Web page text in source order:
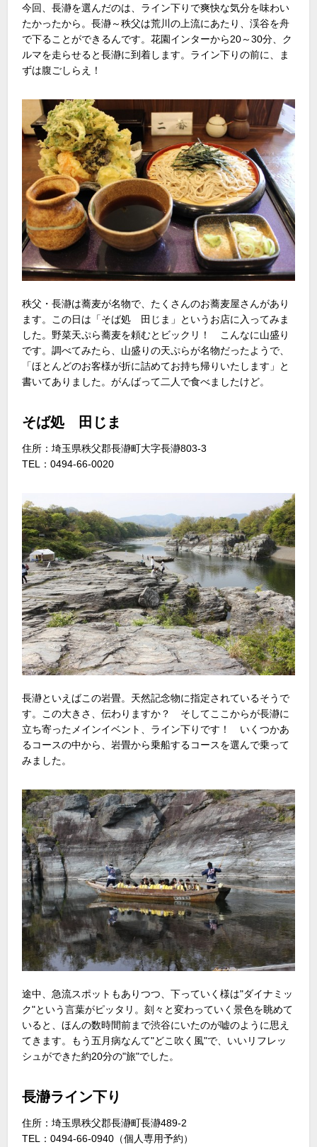
今回、長瀞を選んだのは、ライン下りで爽快な気分を味わい
たかったから。長瀞～秩父は荒川の上流にあたり、渓谷を舟
で下ることができるんです。花園インターから20～30分、ク
ルマを走らせると長瀞に到着します。ライン下りの前に、ま
ずは腹ごしらえ！
秩父・長瀞は蕎麦が名物で、たくさんのお蕎麦屋さんがあり
ます。この日は「そば処 田じま」というお店に入ってみま
した。野菜天ぷら蕎麦を頼むとビックリ！ こんなに山盛り
です。調べてみたら、山盛りの天ぷらが名物だったようで、
「ほとんどのお客様が折に詰めてお持ち帰りいたします」と
書いてありました。がんばって二人で食べましたけど。
そば処 田じま
住所：埼玉県秩父郡長瀞町大字長瀞803-3
TEL：0494-66-0020
長瀞といえばこの岩畳。天然記念物に指定されているそうで
す。この大きさ、伝わりますか？ そしてここからが長瀞に
立ち寄ったメインイベント、ライン下りです！ いくつかあ
るコースの中から、岩畳から乗船するコースを選んで乗って
みました。
途中、急流スポットもありつつ、下っていく様は"ダイナミッ
ク"という言葉がピッタリ。刻々と変わっていく景色を眺めて
いると、ほんの数時間前まで渋谷にいたのが嘘のように思え
てきます。もう五月病なんて"どこ吹く風"で、いいリフレッ
シュができた約20分の"旅"でした。
長瀞ライン下り
住所：埼玉県秩父郡長瀞町長瀞489-2
TEL：0494-66-0940（個人専用予約）